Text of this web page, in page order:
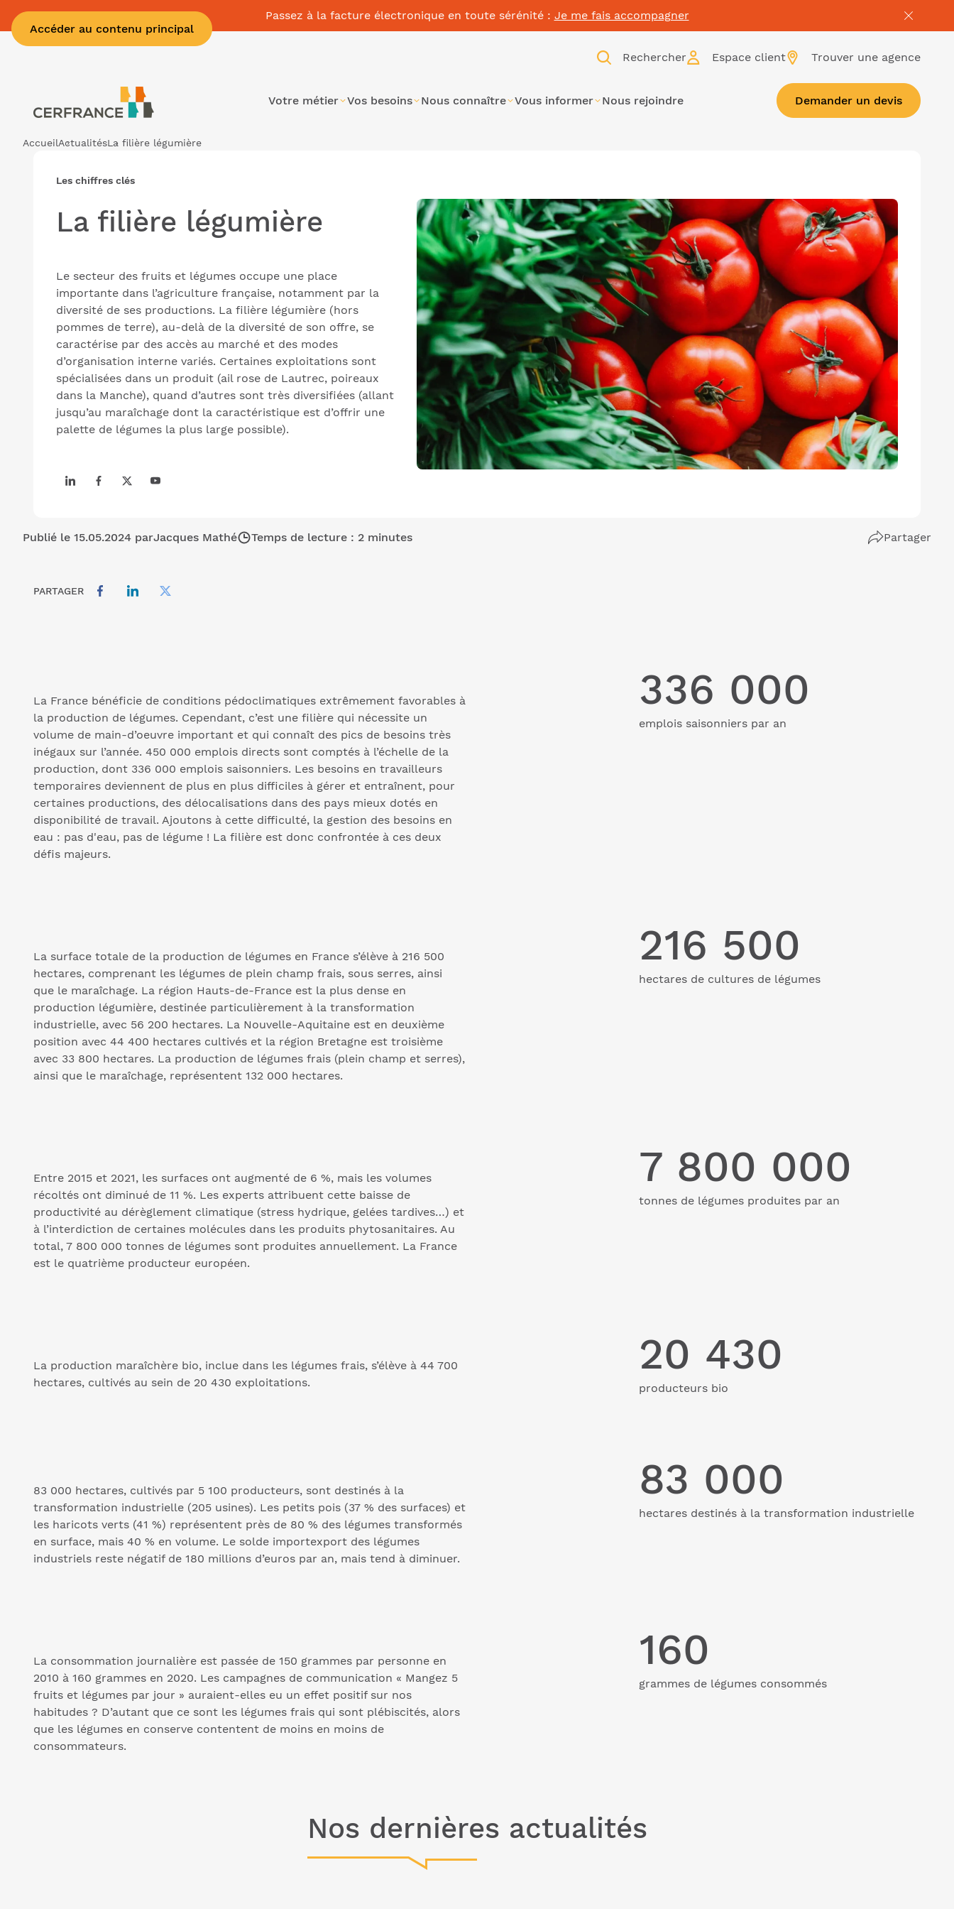
Accéder au contenu principal
Passez à la facture électronique en toute sérénité : Je me fais accompagner
Rechercher Espace client Trouver une agence
Votre métier Vos besoins Nous connaître Vous informer Nous rejoindre Demander un devis
AccueilActualitésLa filière légumière
Les chiffres clés
La filière légumière
Le secteur des fruits et légumes occupe une place
importante dans l’agriculture française, notamment par la
diversité de ses productions. La filière légumière (hors
pommes de terre), au-delà de la diversité de son offre, se
caractérise par des accès au marché et des modes
d’organisation interne variés. Certaines exploitations sont
spécialisées dans un produit (ail rose de Lautrec, poireaux
dans la Manche), quand d’autres sont très diversifiées (allant
jusqu’au maraîchage dont la caractéristique est d’offrir une
palette de légumes la plus large possible).
Publié le 15.05.2024 parJacques Mathé Temps de lecture : 2 minutes Partager
PARTAGER
La France bénéficie de conditions pédoclimatiques extrêmement favorables à
la production de légumes. Cependant, c’est une filière qui nécessite un
volume de main-d’oeuvre important et qui connaît des pics de besoins très
inégaux sur l’année. 450 000 emplois directs sont comptés à l’échelle de la
production, dont 336 000 emplois saisonniers. Les besoins en travailleurs
temporaires deviennent de plus en plus difficiles à gérer et entraînent, pour
certaines productions, des délocalisations dans des pays mieux dotés en
disponibilité de travail. Ajoutons à cette difficulté, la gestion des besoins en
eau : pas d'eau, pas de légume ! La filière est donc confrontée à ces deux
défis majeurs.
336 000
emplois saisonniers par an
La surface totale de la production de légumes en France s’élève à 216 500
hectares, comprenant les légumes de plein champ frais, sous serres, ainsi
que le maraîchage. La région Hauts-de-France est la plus dense en
production légumière, destinée particulièrement à la transformation
industrielle, avec 56 200 hectares. La Nouvelle-Aquitaine est en deuxième
position avec 44 400 hectares cultivés et la région Bretagne est troisième
avec 33 800 hectares. La production de légumes frais (plein champ et serres),
ainsi que le maraîchage, représentent 132 000 hectares.
216 500
hectares de cultures de légumes
Entre 2015 et 2021, les surfaces ont augmenté de 6 %, mais les volumes
récoltés ont diminué de 11 %. Les experts attribuent cette baisse de
productivité au dérèglement climatique (stress hydrique, gelées tardives…) et
à l’interdiction de certaines molécules dans les produits phytosanitaires. Au
total, 7 800 000 tonnes de légumes sont produites annuellement. La France
est le quatrième producteur européen.
7 800 000
tonnes de légumes produites par an
La production maraîchère bio, inclue dans les légumes frais, s’élève à 44 700
hectares, cultivés au sein de 20 430 exploitations.
20 430
producteurs bio
83 000 hectares, cultivés par 5 100 producteurs, sont destinés à la
transformation industrielle (205 usines). Les petits pois (37 % des surfaces) et
les haricots verts (41 %) représentent près de 80 % des légumes transformés
en surface, mais 40 % en volume. Le solde importexport des légumes
industriels reste négatif de 180 millions d’euros par an, mais tend à diminuer.
83 000
hectares destinés à la transformation industrielle
La consommation journalière est passée de 150 grammes par personne en
2010 à 160 grammes en 2020. Les campagnes de communication « Mangez 5
fruits et légumes par jour » auraient-elles eu un effet positif sur nos
habitudes ? D’autant que ce sont les légumes frais qui sont plébiscités, alors
que les légumes en conserve contentent de moins en moins de
consommateurs.
160
grammes de légumes consommés
Nos dernières actualités